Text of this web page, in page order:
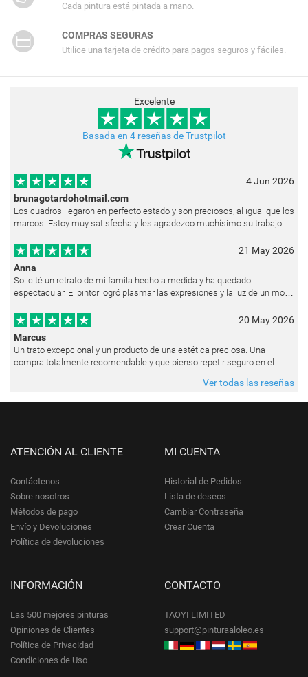
Cada pintura está pintada a mano.
COMPRAS SEGURAS
Utilice una tarjeta de crédito para pagos seguros y fáciles.
Excelente
Basada en 4 reseñas de Trustpilot
4 Jun 2026
brunagotardohotmail.com
Los cuadros llegaron en perfecto estado y son preciosos, al igual que los
marcos. Estoy muy satisfecha y les agradezco muchísimo su trabajo.
21 May 2026
Anna
Solicité un retrato de mi famila hecho a medida y ha quedado
espectacular. El pintor logró plasmar las expresiones y la luz de un modo
20 May 2026
Marcus
Un trato excepcional y un producto de una estética preciosa. Una
compra totalmente recomendable y que pienso repetir seguro en el
Ver todas las reseñas
ATENCIÓN AL CLIENTE
Contáctenos
Sobre nosotros
Métodos de pago
Envío y Devoluciones
Política de devoluciones
MI CUENTA
Historial de Pedidos
Lista de deseos
Cambiar Contraseña
Crear Cuenta
INFORMACIÓN
Las 500 mejores pinturas
Opiniones de Clientes
Política de Privacidad
Condiciones de Uso
CONTACTO
TAOYI LIMITED
support@pinturaaloleo.es